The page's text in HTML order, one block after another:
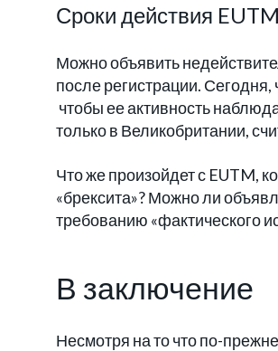
Сроки действия EUTM
Можно объявить
после регистрации.
чтобы ее активность
только в Великобритании,
Что же произойдет с EUTM,
«брексита»? Можно ли
требованию «фактического
В заключение
Несмотря на то что по-